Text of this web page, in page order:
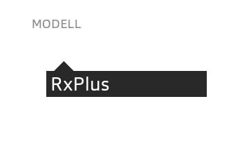
MODELL
RxPlus